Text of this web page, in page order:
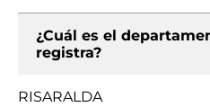
¿Cuál es el
registra?
RISARALDA